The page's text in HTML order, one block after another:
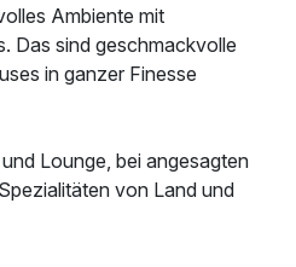
Ambiente mit
Das sind geschmackvolle
in ganzer Finesse
Lounge, bei angesagten
von Land und